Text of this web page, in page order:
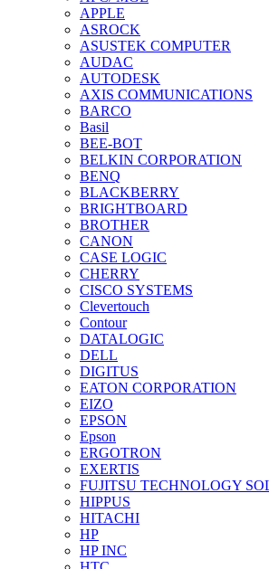
APPLE
ASROCK
ASUSTEK COMPUTER
AUDAC
AUTODESK
AXIS COMMUNICATIONS
BARCO
Basil
BEE-BOT
BELKIN CORPORATION
BENQ
BLACKBERRY
BRIGHTBOARD
BROTHER
CANON
CASE LOGIC
CHERRY
CISCO SYSTEMS
Clevertouch
Contour
DATALOGIC
DELL
DIGITUS
EATON CORPORATION
EIZO
EPSON
Epson
ERGOTRON
EXERTIS
FUJITSU TECHNOLOGY
HIPPUS
HITACHI
HP
HP INC